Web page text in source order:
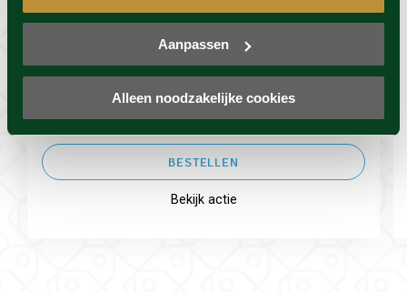
Aanpassen
Alleen noodzakelijke cookies
Avondentree bij SpaSense
Salade of saté
€42,50
BESTELLEN
Bekijk actie